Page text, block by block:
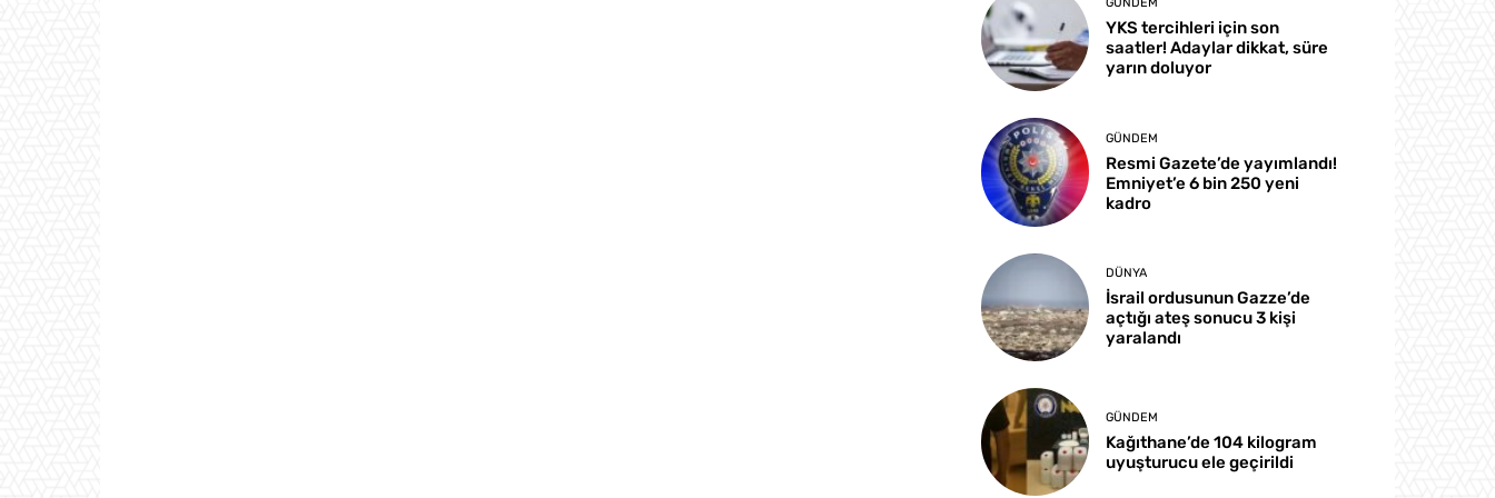
GÜNDEM
YKS tercihleri için son
saatler! Adaylar dikkat, süre
yarın doluyor
GÜNDEM
Resmi Gazete’de yayımlandı!
Emniyet’e 6 bin 250 yeni
kadro
DÜNYA
İsrail ordusunun Gazze’de
açtığı ateş sonucu 3 kişi
yaralandı
GÜNDEM
Kağıthane’de 104 kilogram
uyuşturucu ele geçirildi